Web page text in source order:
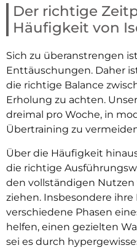
Der richtige
Häufigkeit von
Sich zu überanstrengen
Enttäuschungen. Daher
die richtige Balance
Erholung zu achten.
dreimal pro Woche, in
Übertraining zu
Über die Häufigkeit
die richtige
den vollständigen
ziehen. Insbesondere
verschiedene Phasen
helfen, einen gezielten
sei es durch